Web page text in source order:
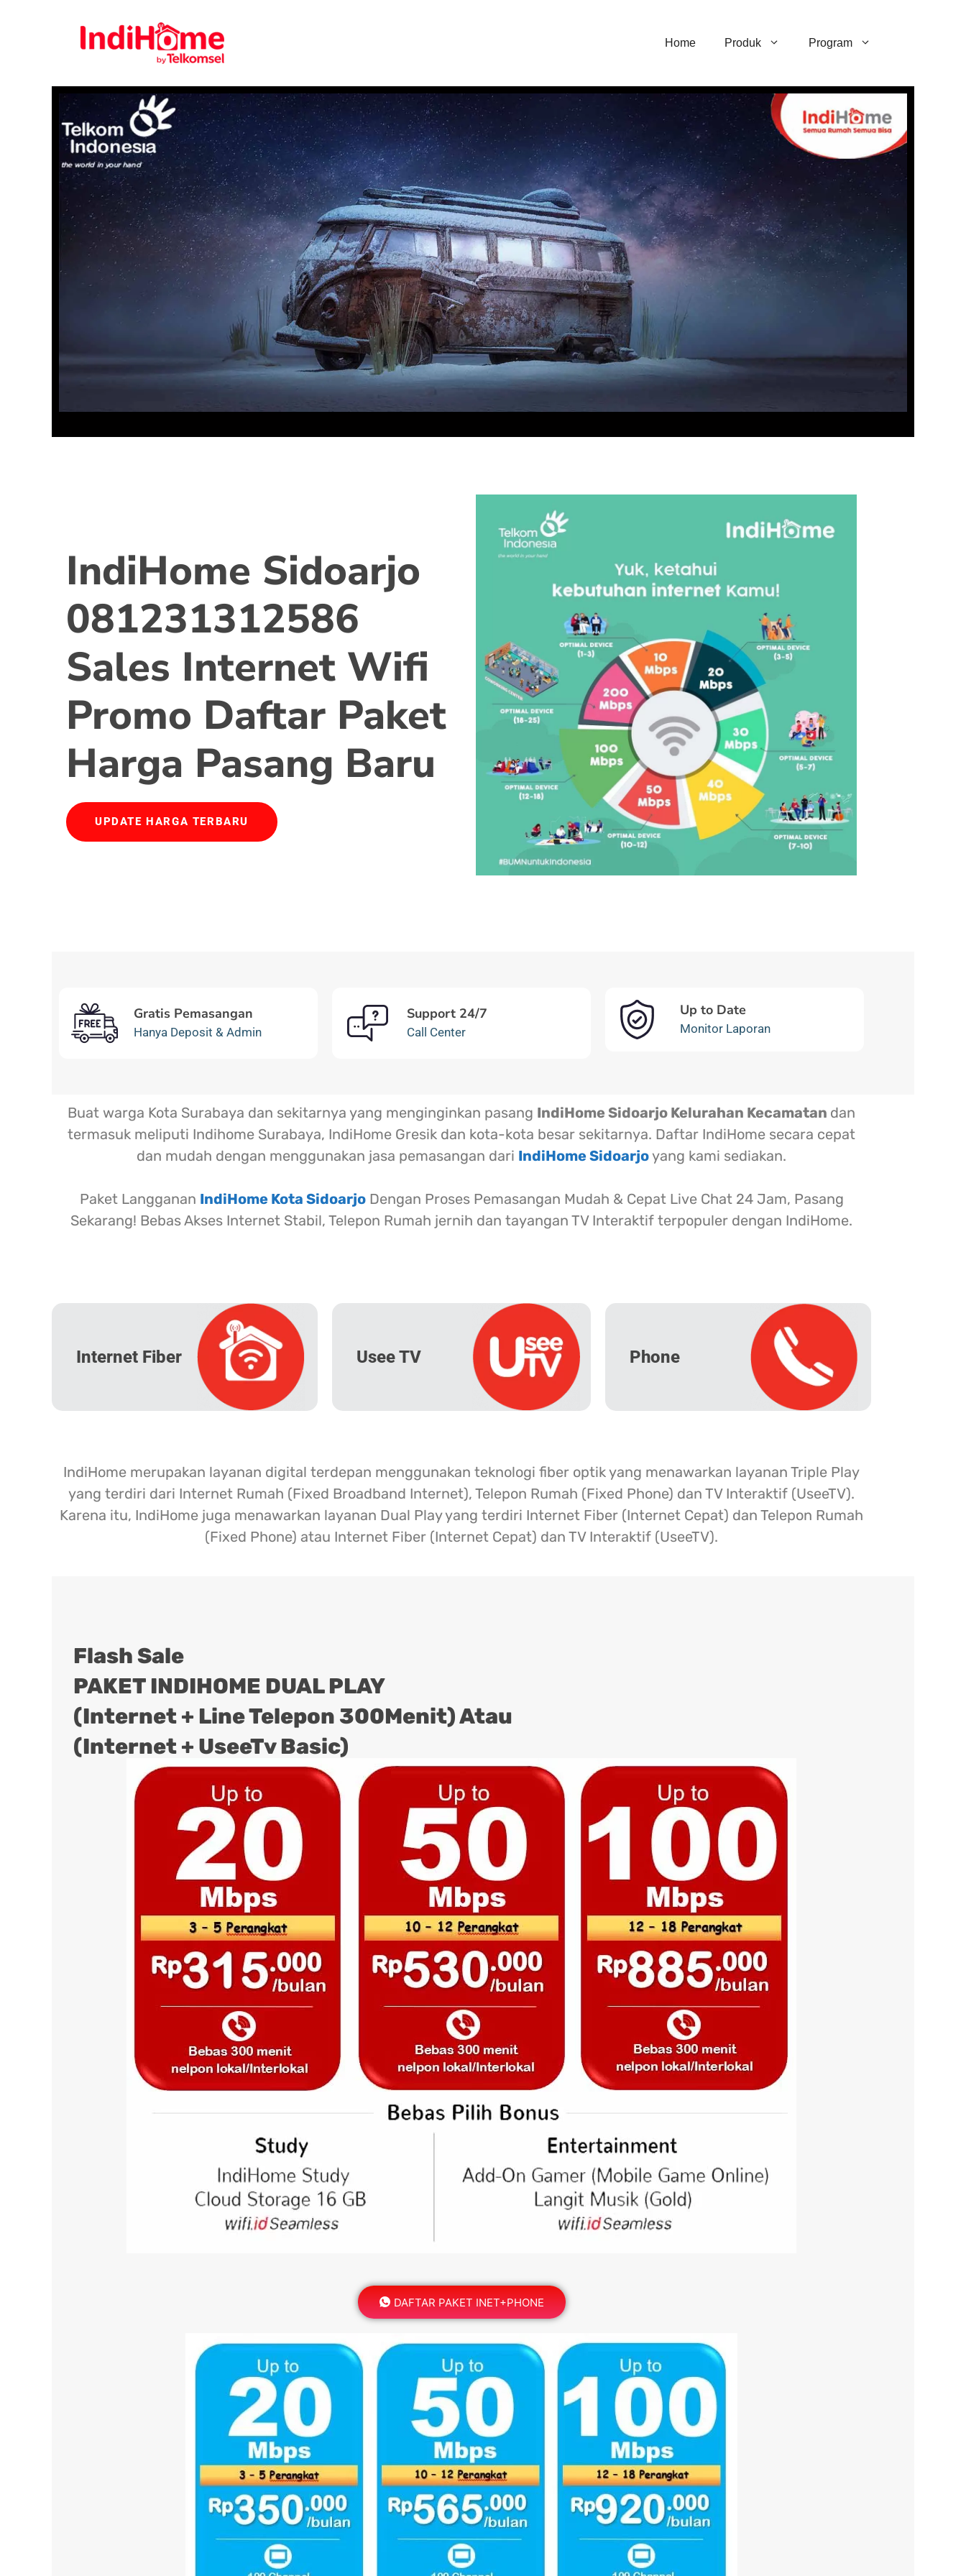
Home Produk Program
IndiHome Sidoarjo
081231312586
Sales Internet Wifi
Promo Daftar Paket
Harga Pasang Baru
UPDATE HARGA TERBARU
Gratis Pemasangan
Hanya Deposit & Admin
Support 24/7
Call Center
Up to Date
Monitor Laporan
Buat warga Kota Surabaya dan sekitarnya yang menginginkan pasang IndiHome Sidoarjo Kelurahan Kecamatan dan
termasuk meliputi Indihome Surabaya, IndiHome Gresik dan kota-kota besar sekitarnya. Daftar IndiHome secara cepat
dan mudah dengan menggunakan jasa pemasangan dari IndiHome Sidoarjoyang kami sediakan.
Paket Langganan IndiHome Kota SidoarjoDengan Proses Pemasangan Mudah & Cepat Live Chat 24 Jam, Pasang
Sekarang! Bebas Akses Internet Stabil, Telepon Rumah jernih dan tayangan TV Interaktif terpopuler dengan IndiHome.
Internet Fiber Usee TV Phone
IndiHome merupakan layanan digital terdepan menggunakan teknologi fiber optik yang menawarkan layanan Triple Play
yang terdiri dari Internet Rumah (Fixed Broadband Internet), Telepon Rumah (Fixed Phone) dan TV Interaktif (UseeTV).
Karena itu, IndiHome juga menawarkan layanan Dual Play yang terdiri Internet Fiber (Internet Cepat) dan Telepon Rumah
(Fixed Phone) atau Internet Fiber (Internet Cepat) dan TV Interaktif (UseeTV).
Flash Sale
PAKET INDIHOME DUAL PLAY
(Internet + Line Telepon 300Menit) Atau
(Internet + UseeTv Basic)
DAFTAR PAKET INET+PHONE